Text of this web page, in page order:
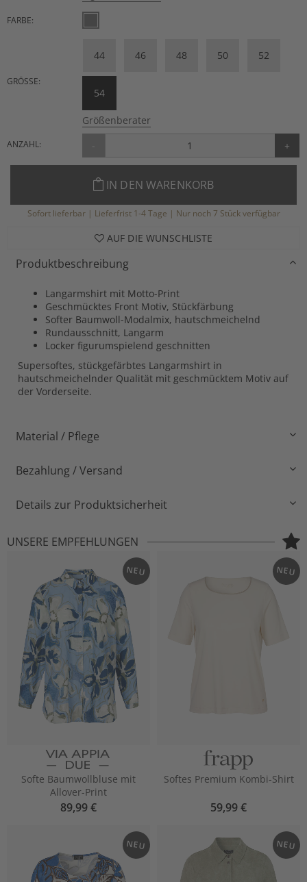
FARBE:
GRÖSSE:
44 46 48 50 52
54
Größenberater
ANZAHL: - +
IN DEN WARENKORB
Sofort lieferbar | Lieferfrist 1-4 Tage | Nur noch 7 Stück verfügbar
AUF DIE WUNSCHLISTE
Produktbeschreibung
Langarmshirt mit Motto-Print
Geschmücktes Front Motiv, Stückfärbung
Softer Baumwoll-Modalmix, hautschmeichelnd
Rundausschnitt, Langarm
Locker figurumspielend geschnitten
Supersoftes, stückgefärbtes Langarmshirt in
hautschmeichelnder Qualität mit geschmücktem Motiv auf
der Vorderseite.
Material / Pflege
Bezahlung / Versand
Details zur Produktsicherheit
UNSERE EMPFEHLUNGEN
NEU
Softe Baumwollbluse mit
Allover-Print
89,99 €
NEU
Softes Premium Kombi-Shirt
59,99 €
NEU NEU